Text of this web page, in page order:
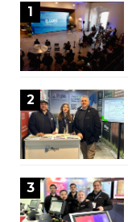
1
2
3